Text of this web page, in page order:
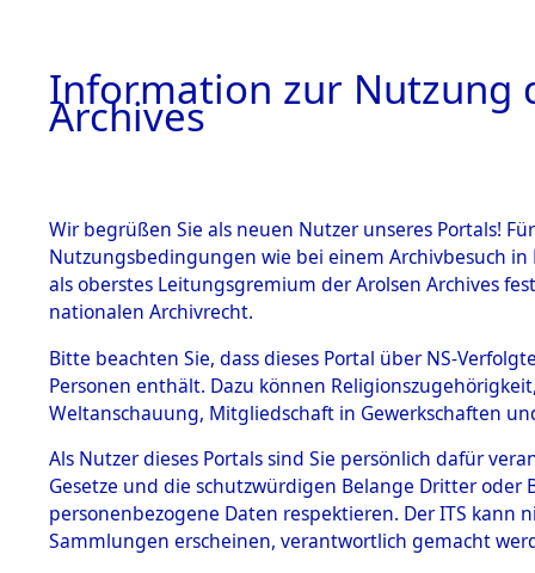
BESTÄNDE
1.
Inhaftierungsdoku
mente
1.2.9 Beim ITS
Effekten
1.2.9.1
Effekten aus
dem KZ
Dachau
0015
Information zur Nutzung
Archives
Wir begrüßen Sie als neuen Nutzer unseres Portals!
Nutzungsbedingungen wie bei einem Archivbesuch
als oberstes Leitungsgremium der Arolsen Archives
nationalen Archivrecht.
Bitte beachten Sie, dass dieses Portal über NS-
Personen enthält. Dazu können
Weltanschauung, Mitgliedschaft in Gewerkschaften
Als Nutzer dieses Portals sind Sie persönlich dafür
Gesetze und die schutzwürdigen Belange Dritter
personenbezogene Daten respektieren. Der ITS
Sammlungen erscheinen, verantwortlich gemacht